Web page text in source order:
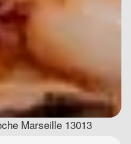
Marseille 13013